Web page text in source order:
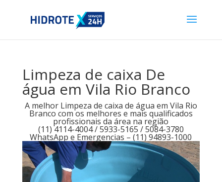
Limpeza de caixa De
água em Vila Rio Branco
A melhor Limpeza de caixa de água em Vila Rio
Branco com os melhores e mais qualificados
profissionais da área na região
(11) 4114-4004 / 5933-5165 / 5084-3780
WhatsApp e Emergencias – (11) 94893-1000